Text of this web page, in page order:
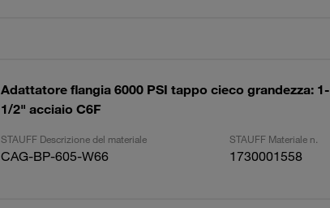
Adattatore flangia 6000 PSI tappo cieco grandezza: 1-
1/2" acciaio C6F
STAUFF Descrizione del materiale STAUFF Materiale n.
CAG-BP-605-W66 1730001558